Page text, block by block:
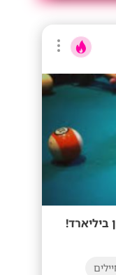
ביליארד!